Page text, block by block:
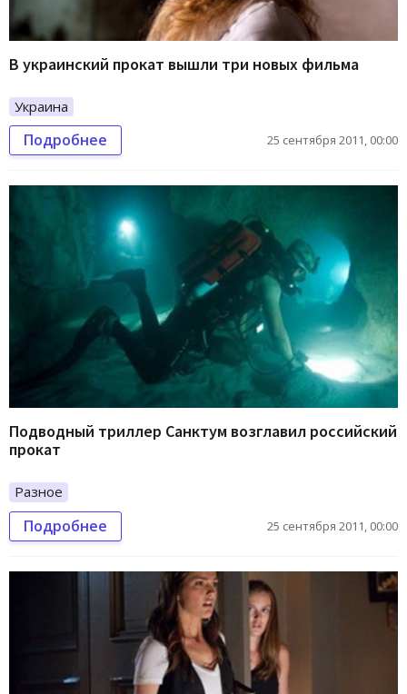
В украинский прокат вышли три новых фильма
Украина
Подробнее 25 сентября 2011, 00:00
Подводный триллер Санктум возглавил российский
прокат
Разное
Подробнее 25 сентября 2011, 00:00